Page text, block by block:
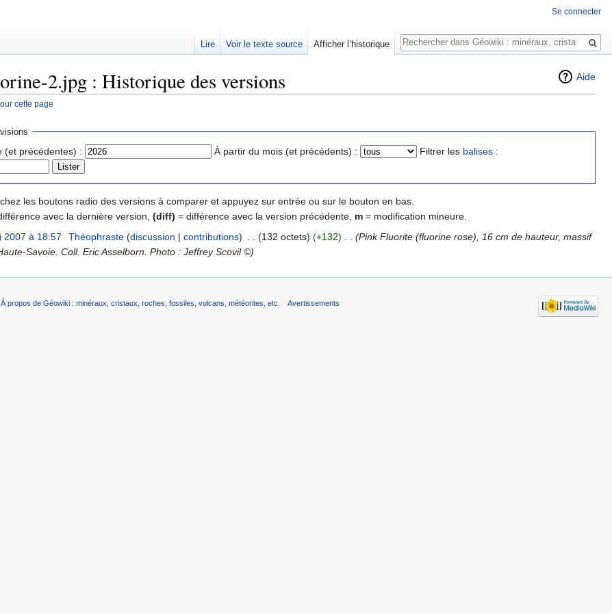
Aide
2.jpg : Historique des versions
cette page
(et précédentes) : À partir du mois (et précédents) : Filtrer les balises :
les boutons radio des versions à comparer et appuyez sur entrée ou sur le bouton en bas.
avec la dernière version, (diff) = différence avec la version précédente, m = modification mineure.
2007 à 18:57 Théophraste (discussion | contributions) (132 octets) (+132)
(Pink Fluorite (fluorine rose), 16 cm de hauteur, massif
Savoie. Coll. Eric Asselborn. Photo : Jeffrey Scovil ©)
Se connecter
Lire Voir le texte source Afficher l’historique
Rechercher
À propos de Géowiki : minéraux, cristaux, roches, fossiles, volcans, météorites, etc. Avertissements